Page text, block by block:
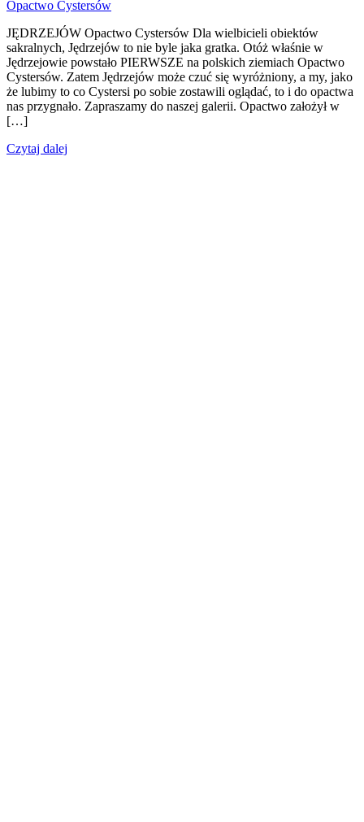
Opactwo Cystersów
JĘDRZEJÓW Opactwo Cystersów Dla wielbicieli obiektów
sakralnych, Jędrzejów to nie byle jaka gratka. Otóż właśnie w
Jędrzejowie powstało PIERWSZE na polskich ziemiach Opactwo
Cystersów. Zatem Jędrzejów może czuć się wyróżniony, a my, jako
że lubimy to co Cystersi po sobie zostawili oglądać, to i do opactwa
nas przygnało. Zapraszamy do naszej galerii. Opactwo założył w
[…]
Czytaj dalej